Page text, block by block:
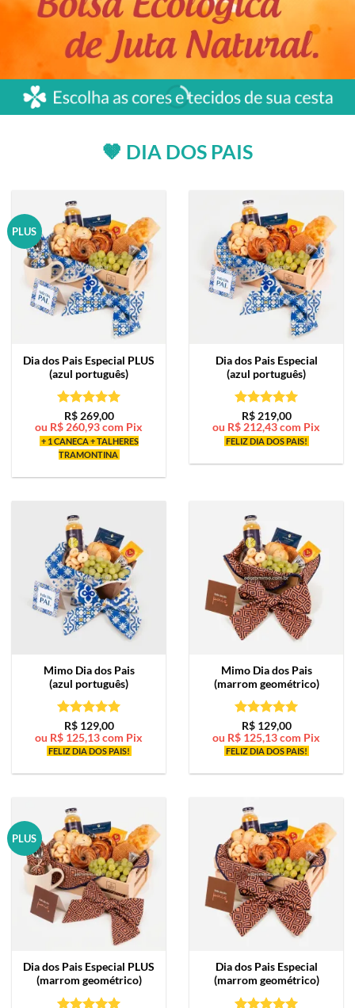
🤎 DIA DOS PAIS
PLUS
Dia dos Pais Especial PLUS
(azul português)
Avaliação5
de 5
R$269,00
ou R$260,93com Pix
+ 1 CANECA + TALHERES
TRAMONTINA
Dia dos Pais Especial
(azul português)
Avaliação5
de 5
R$219,00
ou R$212,43com Pix
FELIZ DIA DOS PAIS!
Mimo Dia dos Pais
(azul português)
Avaliação5
de 5
R$129,00
ou R$ 125,13com Pix
FELIZ DIA DOS PAIS!
Mimo Dia dos Pais
(marrom geométrico)
Avaliação5
de 5
R$129,00
ou R$ 125,13com Pix
FELIZ DIA DOS PAIS!
PLUS
Dia dos Pais Especial PLUS
(marrom geométrico)
Dia dos Pais Especial
(marrom geométrico)